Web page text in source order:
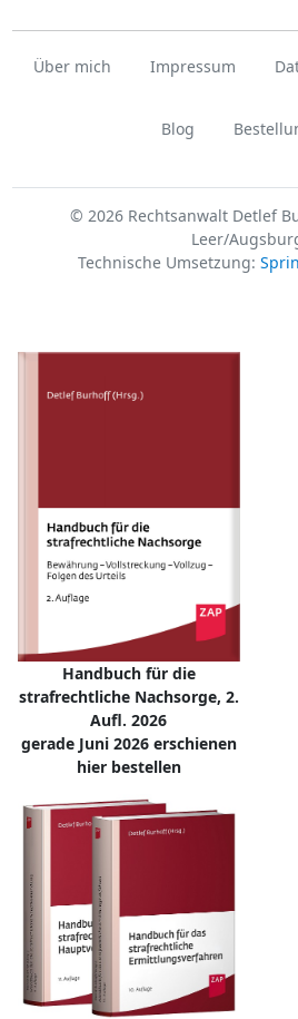
Über mich Impressum
Blog
© 2026 Rechtsanwalt Detlef
Leer/
Technische Umsetzung:
Handbuch für die
strafrechtliche Nachsorge, 2.
Aufl. 2026
gerade Juni 2026 erschienen
hier bestellen